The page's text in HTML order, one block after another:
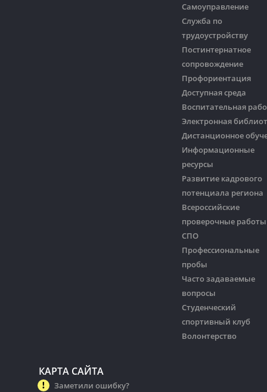
Самоуправление
Служба по
трудоустройству
Постинтернатное
сопровождение
Профориентация
Доступная среда
Воспитательная
Электронная
Дистанционное
Информационные
ресурсы
Развитие кадрового
потенциала региона
Всероссийские
проверочные работы
СПО
Профессиональные
пробы
Часто задаваемые
вопросы
Студенческий
спортивный клуб
Волонтерство
КАРТА САЙТА
Заметили ошибку?